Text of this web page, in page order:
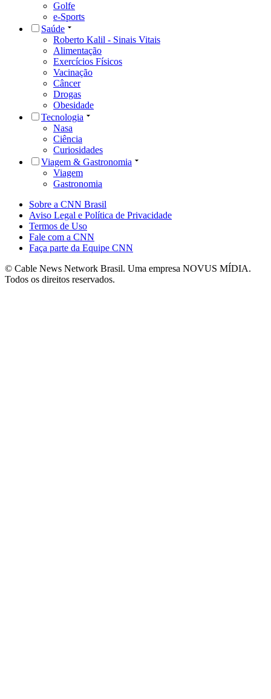
Golfe
e-Sports
Saúde
Roberto Kalil - Sinais Vitais
Alimentação
Exercícios Físicos
Vacinação
Câncer
Drogas
Obesidade
Tecnologia
Nasa
Ciência
Curiosidades
Viagem & Gastronomia
Viagem
Gastronomia
Sobre a CNN Brasil
Aviso Legal e Política de Privacidade
Termos de Uso
Fale com a CNN
Faça parte da Equipe CNN
© Cable News Network Brasil. Uma empresa NOVUS MÍDIA.
Todos os direitos reservados.